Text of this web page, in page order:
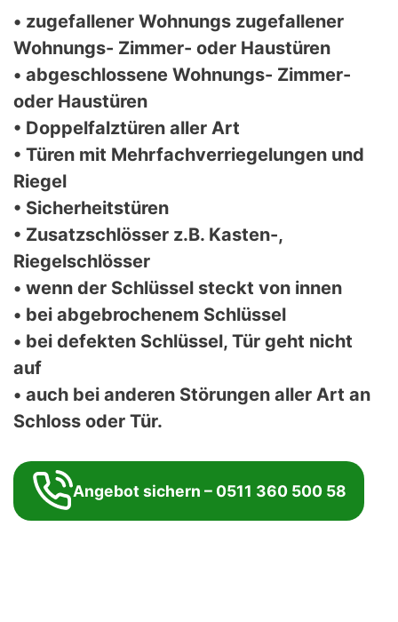
• zugefallener Wohnungs zugefallener
Wohnungs- Zimmer- oder Haustüren
• abgeschlossene Wohnungs- Zimmer-
oder Haustüren
• Doppelfalztüren aller Art
• Türen mit Mehrfachverriegelungen und
Riegel
• Sicherheitstüren
• Zusatzschlösser z.B. Kasten-,
Riegelschlösser
• wenn der Schlüssel steckt von innen
• bei abgebrochenem Schlüssel
• bei defekten Schlüssel, Tür geht nicht
auf
• auch bei anderen Störungen aller Art an
Schloss oder Tür.
Angebot sichern – 0511 360 500 58